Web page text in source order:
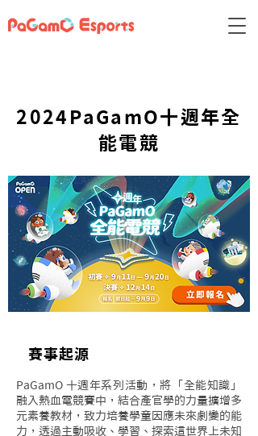
2024PaGamO十週年全
能電競
​賽事起源
PaGamO 十週年系列活動，將「全能知識」
融入熱血電競賽中，結合產官學的力量擴增多
元素養教材，致力培養學童因應未來劇變的能
力，透過主動吸收、學習、探索這世界上未知